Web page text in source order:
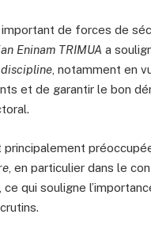
de forces de
Eninam TRIMUA a
discipline, notamment en
et de garantir le bon
, en particulier dans le
qui souligne